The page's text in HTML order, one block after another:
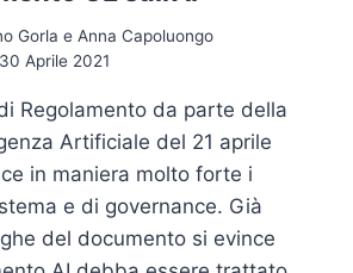
Gorla e Anna Capoluongo
30 Aprile 2021
Regolamento da parte della
Artificiale del 21 aprile
in maniera molto forte i
e di governance. Già
del documento si evince